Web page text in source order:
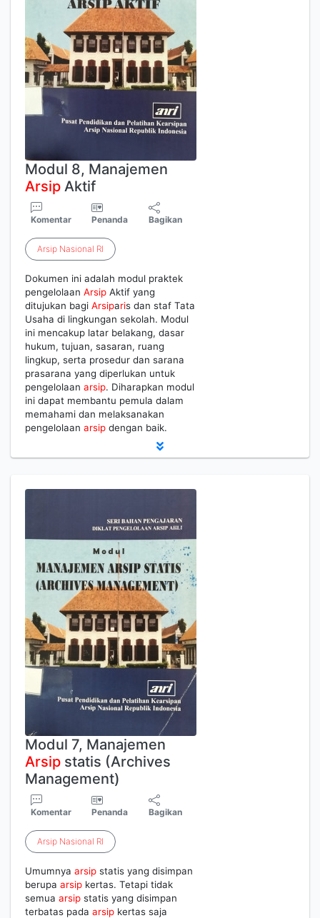
Modul 8, Manajemen
Arsip Aktif
Komentar Penanda Bagikan
Arsip Nasional RI
Dokumen ini adalah modul praktek
pengelolaan Arsip Aktif yang
ditujukan bagi Arsiparis dan staf Tata
Usaha di lingkungan sekolah. Modul
ini mencakup latar belakang, dasar
hukum, tujuan, sasaran, ruang
lingkup, serta prosedur dan sarana
prasarana yang diperlukan untuk
pengelolaan arsip. Diharapkan modul
ini dapat membantu pemula dalam
memahami dan melaksanakan
pengelolaan arsip dengan baik.
Modul 7, Manajemen
Arsip statis (Archives
Management)
Komentar Penanda Bagikan
Arsip Nasional RI
Umumnya arsip statis yang disimpan
berupa arsip kertas. Tetapi tidak
semua arsip statis yang disimpan
terbatas pada arsip kertas saja